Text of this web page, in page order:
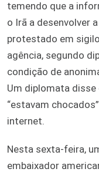
temendo que a
o Irã a desenvolver
protestado em
agência, segundo
condição de
Um diplomata
“estavam
internet.
Nesta sexta-feira,
embaixador